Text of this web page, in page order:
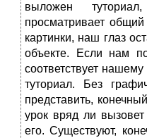
выложен
просматривает
картинки, наш глаз
объекте. Если нам
соответствует
туториал. Без
представить,
урок вряд ли вызовет
его. Существуют,